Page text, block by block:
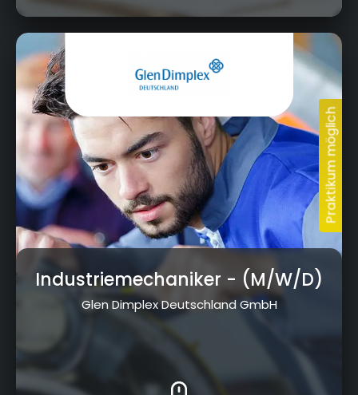
Am Goldenen Feld 18, 95326 Kulmbach
Industriemechaniker - (M/W/D)
Glen Dimplex Deutschland GmbH